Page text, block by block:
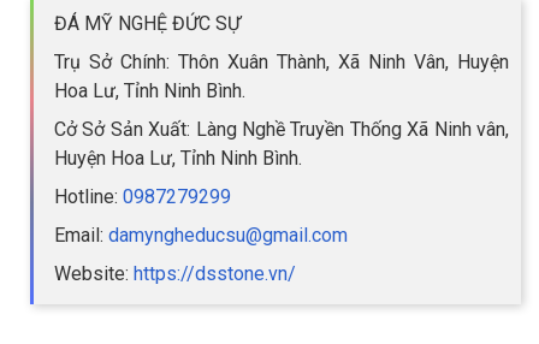
ĐÁ MỸ NGHỆ ĐỨC SỰ
Trụ Sở Chính: Thôn Xuân Thành, Xã Ninh Vân, Huyện
Hoa Lư, Tỉnh Ninh Bình.
Cở Sở Sản Xuất: Làng Nghề Truyền Thống Xã Ninh vân,
Huyện Hoa Lư, Tỉnh Ninh Bình.
Hotline: 0987279299
Email: damyngheducsu@gmail.com
Website: https://dsstone.vn/